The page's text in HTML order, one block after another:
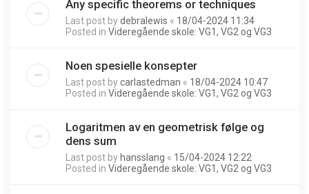
Any specific theorems or techniques
Last post bydebralewis « 18/04-2024 11:34
Posted in Videregående skole: VG1, VG2 og VG3
Noen spesielle konsepter
Last post bycarlastedman « 18/04-2024 10:47
Posted in Videregående skole: VG1, VG2 og VG3
Logaritmen av en geometrisk følge og
dens sum
Last post by hansslang « 15/04-2024 12:22
Posted in Videregående skole: VG1, VG2 og VG3